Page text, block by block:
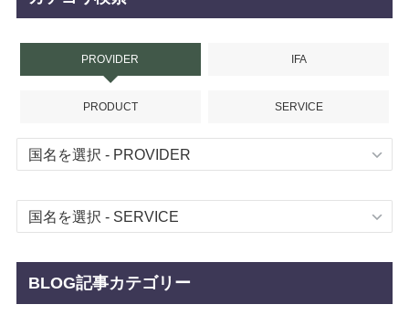
PROVIDER IFA
PRODUCT SERVICE
BLOG記事カテゴリー